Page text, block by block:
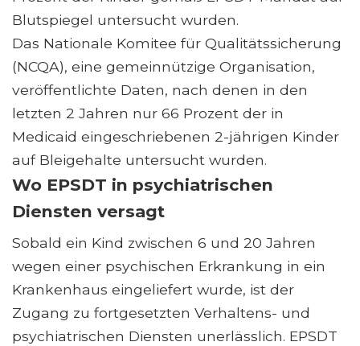
Blutspiegel untersucht wurden.
Das Nationale Komitee für Qualitätssicherung
(NCQA), eine gemeinnützige Organisation,
veröffentlichte Daten, nach denen in den
letzten 2 Jahren nur 66 Prozent der in
Medicaid eingeschriebenen 2-jährigen Kinder
auf Bleigehalte untersucht wurden.
Wo EPSDT in psychiatrischen
Diensten versagt
Sobald ein Kind zwischen 6 und 20 Jahren
wegen einer psychischen Erkrankung in ein
Krankenhaus eingeliefert wurde, ist der
Zugang zu fortgesetzten Verhaltens- und
psychiatrischen Diensten unerlässlich. EPSDT